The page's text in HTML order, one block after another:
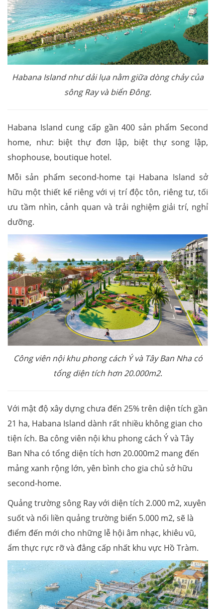
Habana Island như dải lụa nằm giữa dòng chảy của
sông Ray và biển Đông.
Habana Island cung cấp gần 400 sản phẩm Second
home, như: biệt thự đơn lập, biệt thự song lập,
shophouse, boutique hotel.
Mỗi sản phẩm second-home tại Habana Island sở
hữu một thiết kế riêng với vị trí độc tôn, riêng tư, tối
ưu tầm nhìn, cảnh quan và trải nghiệm giải trí, nghỉ
dưỡng.
Công viên nội khu phong cách Ý và Tây Ban Nha có
tổng diện tích hơn 20.000m2.
Với mật độ xây dựng chưa đến 25% trên diện tích gần
21 ha, Habana Island dành rất nhiều không gian cho
tiện ích. Ba công viên nội khu phong cách Ý và Tây
Ban Nha có tổng diện tích hơn 20.000m2 mang đến
mảng xanh rộng lớn, yên bình cho gia chủ sở hữu
second-home.
Quảng trường sông Ray với diện tích 2.000 m2, xuyên
suốt và nối liền quảng trường biển 5.000 m2, sẽ là
điểm đến mới cho những lễ hội âm nhạc, khiêu vũ,
ẩm thực rực rỡ và đẳng cấp nhất khu vực Hồ Tràm.